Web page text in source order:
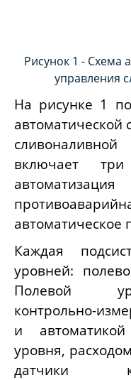
Рисунок 1 - Схема
управления
На рисунке 1
автоматической
включает
Каждая
уровней:
Полевой
контрольно-
и
уровня,
датчики